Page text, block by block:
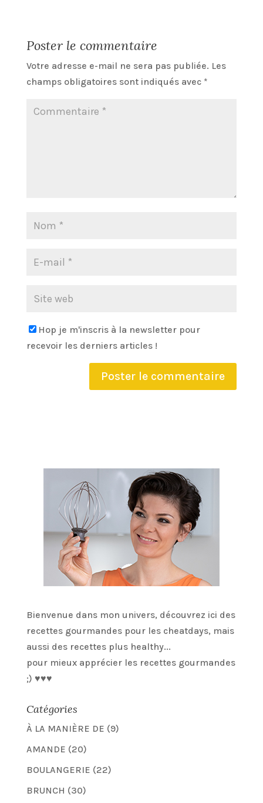
Poster le commentaire
Votre adresse e-mail ne sera pas publiée. Les
champs obligatoires sont indiqués avec *
Hop je m'inscris à la newsletter pour
recevoir les derniers articles !
Bienvenue dans mon univers, découvrez ici des
recettes gourmandes pour les cheatdays, mais
aussi des recettes plus healthy...
pour mieux apprécier les recettes gourmandes
;) ♥♥♥
Catégories
À LA MANIÈRE DE (9)
AMANDE (20)
BOULANGERIE (22)
BRUNCH (30)